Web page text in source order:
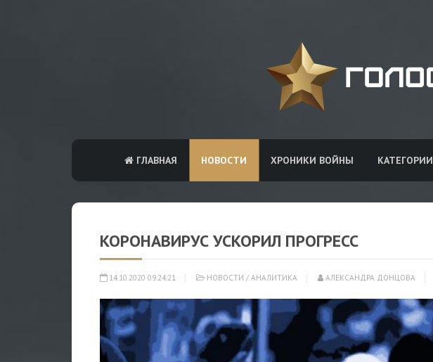
ГЛАВНАЯ НОВОСТИ ХРОНИКИ ВОЙНЫ КАТЕГОРИИ
КОРОНАВИРУС УСКОРИЛ ПРОГРЕСС
14.10.2020 09:24:21 НОВОСТИ / АНАЛИТИКА АЛЕКСАНДРА ДОНЦОВА